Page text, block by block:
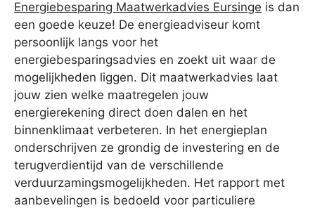
Energiebesparing Maatwerkadvies Eursinge is dan
een goede keuze! De energieadviseur komt
persoonlijk langs voor het
energiebesparingsadvies en zoekt uit waar de
mogelijkheden liggen. Dit maatwerkadvies laat
jouw zien welke maatregelen jouw
energierekening direct doen dalen en het
binnenklimaat verbeteren. In het energieplan
onderschrijven ze grondig de investering en de
terugverdientijd van de verschillende
verduurzamingsmogelijkheden. Het rapport met
aanbevelingen is bedoeld voor particuliere